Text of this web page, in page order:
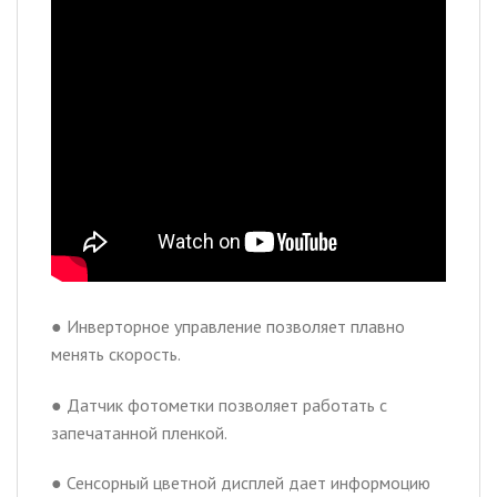
● Инверторное управление позволяет плавно
менять скорость.
● Датчик фотометки позволяет работать с
запечатанной пленкой.
● Сенсорный цветной дисплей дает информоцию